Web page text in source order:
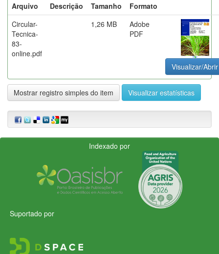
Arquivo
Descrição Tamanho
Formato
Circular-
Tecnica-
83-
online.pdf
1,26 MB
Adobe
PDF
Visualizar/Abrir
Mostrar registro simples do item Visualizar estatísticas
Indexado por
Suportado por